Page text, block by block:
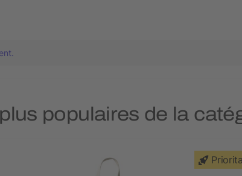
populaires de la